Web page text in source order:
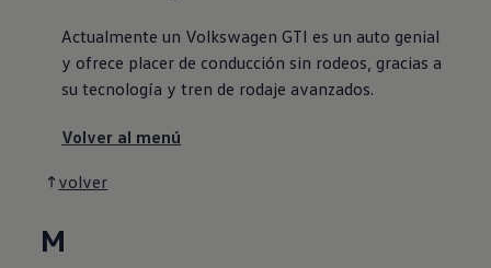
Actualmente un Volkswagen GTI es un auto genial
y ofrece placer de conducción sin rodeos, gracias a
su tecnología y tren de rodaje avanzados.
Volver al menú
volver
M